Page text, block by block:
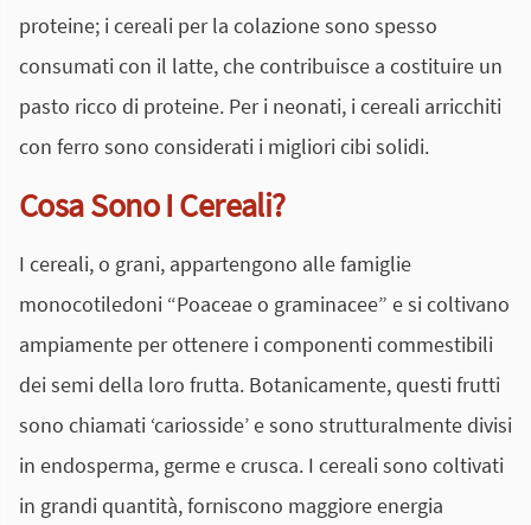
proteine; i cereali per la colazione sono spesso
consumati con il latte, che contribuisce a costituire un
pasto ricco di proteine. Per i neonati, i cereali arricchiti
con ferro sono considerati i migliori cibi solidi.
Cosa Sono I Cereali?
I cereali, o grani, appartengono alle famiglie
monocotiledoni “Poaceae o graminacee” e si coltivano
ampiamente per ottenere i componenti commestibili
dei semi della loro frutta. Botanicamente, questi frutti
sono chiamati ‘cariosside’ e sono strutturalmente divisi
in endosperma, germe e crusca. I cereali sono coltivati
in grandi quantità, forniscono maggiore energia